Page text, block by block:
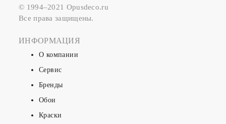
© 1994–2021 Opusdeco.ru
Все права защищены.
ИНФОРМАЦИЯ
О компании
Сервис
Бренды
Обои
Краски